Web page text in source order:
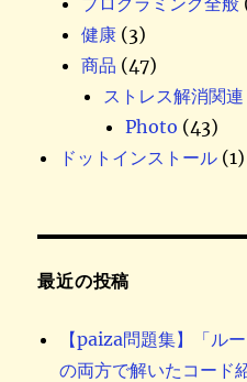
健康 (3)
商品 (47)
ストレス解消関連
Photo (43)
ドットインストール (1)
最近の投稿
【paiza問題集】「ル
の両方で解いたコード